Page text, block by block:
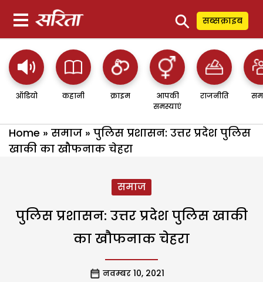
⚲ सब्सक्राइब
ऑडियो कहानी क्राइम
आपकी
समस्याएं
राजनीति
Home » समाज » पुलिस प्रशासन: उत्तर प्रदेश पुलिस
खाकी का खौफनाक चेहरा
समाज
पुलिस प्रशासन: उत्तर प्रदेश पुलिस खाकी
का खौफनाक चेहरा
नवम्बर 10, 2021